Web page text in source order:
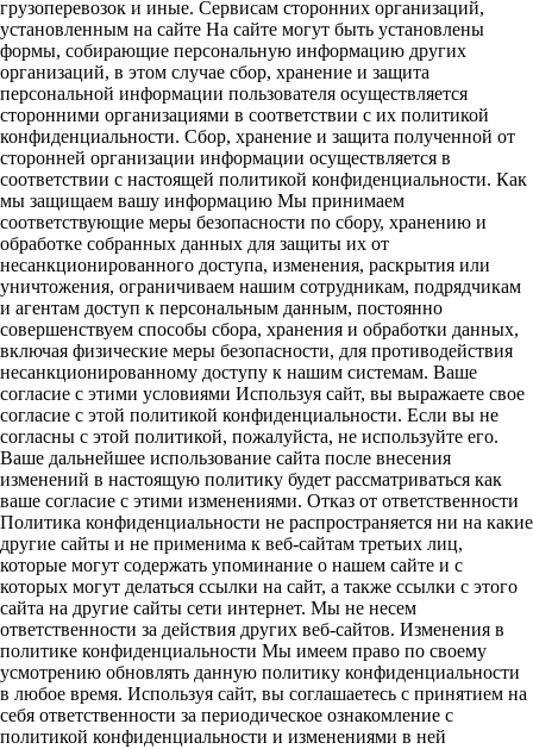
грузоперевозок и иные. Сервисам сторонних организаций,
установленным на сайте На сайте могут быть установлены
формы, собирающие персональную информацию других
организаций, в этом случае сбор, хранение и защита
персональной информации пользователя осуществляется
сторонними организациями в соответствии с их политикой
конфиденциальности. Сбор, хранение и защита полученной от
сторонней организации информации осуществляется в
соответствии с настоящей политикой конфиденциальности. Как
мы защищаем вашу информацию Мы принимаем
соответствующие меры безопасности по сбору, хранению и
обработке собранных данных для защиты их от
несанкционированного доступа, изменения, раскрытия или
уничтожения, ограничиваем нашим сотрудникам, подрядчикам
и агентам доступ к персональным данным, постоянно
совершенствуем способы сбора, хранения и обработки данных,
включая физические меры безопасности, для противодействия
несанкционированному доступу к нашим системам. Ваше
согласие с этими условиями Используя сайт, вы выражаете свое
согласие с этой политикой конфиденциальности. Если вы не
согласны с этой политикой, пожалуйста, не используйте его.
Ваше дальнейшее использование сайта после внесения
изменений в настоящую политику будет рассматриваться как
ваше согласие с этими изменениями. Отказ от ответственности
Политика конфиденциальности не распространяется ни на какие
другие сайты и не применима к веб-сайтам третьих лиц,
которые могут содержать упоминание о нашем сайте и с
которых могут делаться ссылки на сайт, а также ссылки с этого
сайта на другие сайты сети интернет. Мы не несем
ответственности за действия других веб-сайтов. Изменения в
политике конфиденциальности Мы имеем право по своему
усмотрению обновлять данную политику конфиденциальности
в любое время. Используя сайт, вы соглашаетесь с принятием на
себя ответственности за периодическое ознакомление с
политикой конфиденциальности и изменениями в ней